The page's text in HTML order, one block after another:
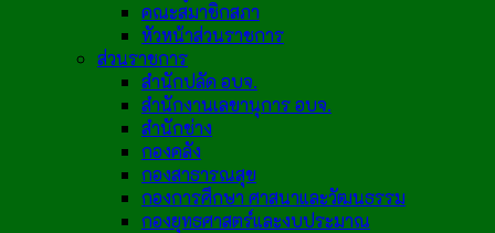
คณะสมาชิกสภา
หัวหน้าส่วนราชการ
ส่วนราชการ
สำนักปลัด อบจ.
สำนักงานเลขานุการ อบจ.
สำนักช่าง
กองคลัง
กองสาธารณสุข
กองการศึกษา ศาสนาและวัฒนธรรม
กองยุทธศาสตร์และงบประมาณ